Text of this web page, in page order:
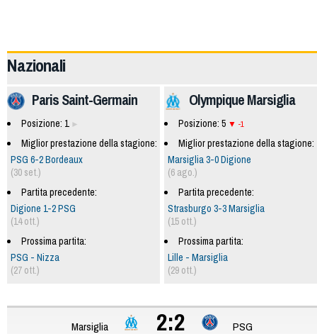
Nazionali
Olympique Marsiglia
Posizione: 5 -1
Miglior prestazione della stagione:
Marsiglia 3-0 Digione
(6 ago.)
Partita precedente:
Strasburgo 3-3 Marsiglia
(15 ott.)
Prossima partita:
Lille - Marsiglia
(29 ott.)
Paris Saint-Germain
Posizione: 1
Miglior prestazione della stagione:
PSG 6-2 Bordeaux
(30 set.)
Partita precedente:
Digione 1-2 PSG
(14 ott.)
Prossima partita:
PSG - Nizza
(27 ott.)
Marsiglia 2:2
PSG